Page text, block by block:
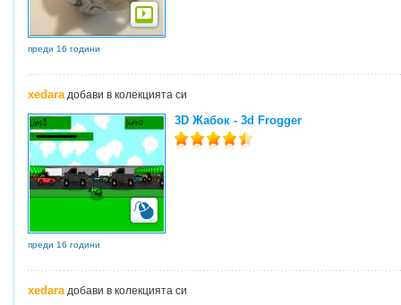
преди 16 години
xedaraдобави в колекцията си
3D Жабок - 3d Frogger
преди 16 години
xedaraдобави в колекцията си